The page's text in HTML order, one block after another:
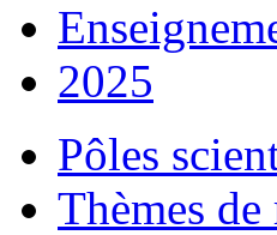
2025
Pôles
Thèmes de